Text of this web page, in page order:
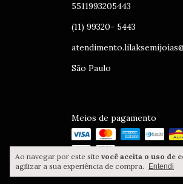
Ao navegar por este site você aceita o uso de
agilizar a sua experiência de compra.
Entendi
5511993205443
(11) 99320- 5443
São Paulo
Meios de pagamento